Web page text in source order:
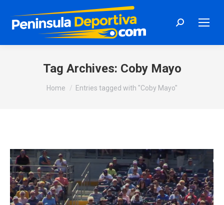
Search:
Tag Archives: Coby Mayo
You are here:
Home Entries tagged with "Coby Mayo"